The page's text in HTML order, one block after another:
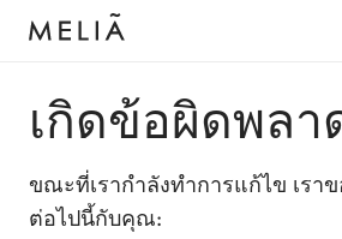
เกิดข้อผิดพล
ขณะที่เรากำลังทำการแก้ไข เราข
ต่อไปนี้กับคุณ: